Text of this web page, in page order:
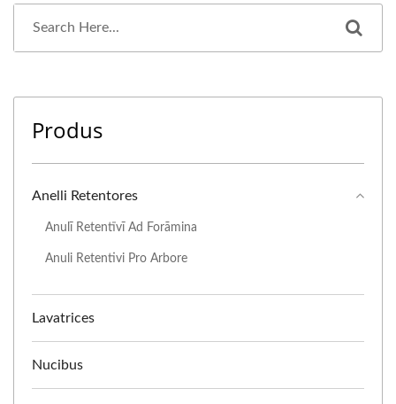
Produs
Anelli Retentores
Anulī Retentīvī Ad Forāmina
Anuli Retentivi Pro Arbore
Lavatrices
Nucibus